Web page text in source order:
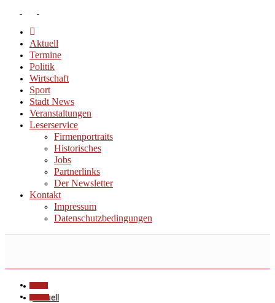
Aktuell
Termine
Politik
Wirtschaft
Sport
Stadt News
Veranstaltungen
Leserservice
Firmenportraits
Historisches
Jobs
Partnerlinks
Der Newsletter
Kontakt
Impressum
Datenschutzbedingungen
Aktuell